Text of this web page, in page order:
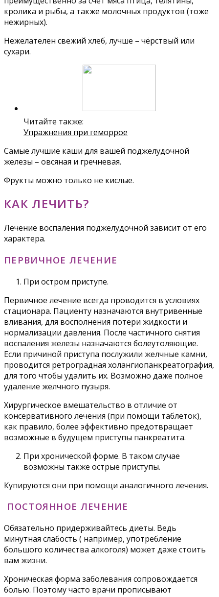
кролика и рыбы, а также молочных продуктов (тоже
нежирных).
Нежелателен свежий хлеб, лучше – чёрствый или
сухари.
Читайте также:
Упражнения при геморрое
Самые лучшие каши для вашей поджелудочной
железы – овсяная и гречневая.
Фрукты можно только не кислые.
КАК ЛЕЧИТЬ?
Лечение воспаления поджелудочной зависит от его
характера.
ПЕРВИЧНОЕ ЛЕЧЕНИЕ
При остром приступе.
Первичное лечение всегда проводится в условиях
стационара. Пациенту назначаются внутривенные
вливания, для восполнения потери жидкости и
нормализации давления. После частичного снятия
воспаления железы назначаются болеутоляющие.
Если причиной приступа послужили желчные камни,
проводится ретроградная холангиопанкреатография,
для того чтобы удалить их. Возможно даже полное
удаление желчного пузыря.
Хирургическое вмешательство в отличие от
консервативного лечения (при помощи таблеток),
как правило, более эффективно предотвращает
возможные в будущем приступы панкреатита.
При хронической форме. В таком случае
возможны также острые приступы.
Купируются они при помощи аналогичного лечения.
ПОСТОЯННОЕ ЛЕЧЕНИЕ
Обязательно придерживайтесь диеты. Ведь
минутная слабость ( например, употребление
большого количества алкоголя) может даже стоить
вам жизни.
Хроническая форма заболевания сопровождается
болью. Поэтому часто врачи прописывают